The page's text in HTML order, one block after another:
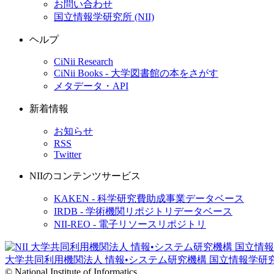
お問い合わせ
国立情報学研究所 (NII)
ヘルプ
CiNii Research
CiNii Books - 大学図書館の本をさがす
メタデータ・API
新着情報
お知らせ
RSS
Twitter
NIIのコンテンツサービス
KAKEN - 科学研究費助成事業データベース
IRDB - 学術機関リポジトリデータベース
NII-REO - 電子リソースリポジトリ
大学共同利用機関法人 情報•システム研究機構 国立情報学研
© National Institute of Informatics